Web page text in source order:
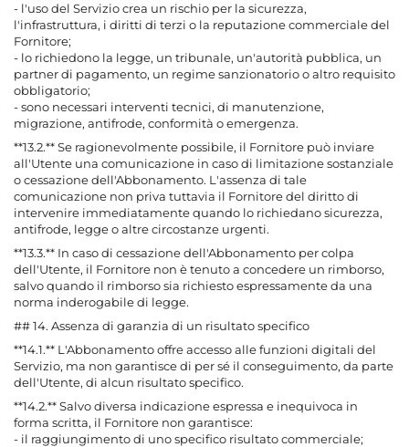
- l'uso del Servizio crea un rischio per la sicurezza,
l'infrastruttura, i diritti di terzi o la reputazione commerciale del
Fornitore;
- lo richiedono la legge, un tribunale, un'autorità pubblica, un
partner di pagamento, un regime sanzionatorio o altro requisito
obbligatorio;
- sono necessari interventi tecnici, di manutenzione,
migrazione, antifrode, conformità o emergenza.
**13.2.** Se ragionevolmente possibile, il Fornitore può inviare
all'Utente una comunicazione in caso di limitazione sostanziale
o cessazione dell'Abbonamento. L'assenza di tale
comunicazione non priva tuttavia il Fornitore del diritto di
intervenire immediatamente quando lo richiedano sicurezza,
antifrode, legge o altre circostanze urgenti.
**13.3.** In caso di cessazione dell'Abbonamento per colpa
dell'Utente, il Fornitore non è tenuto a concedere un rimborso,
salvo quando il rimborso sia richiesto espressamente da una
norma inderogabile di legge.
## 14. Assenza di garanzia di un risultato specifico
**14.1.** L'Abbonamento offre accesso alle funzioni digitali del
Servizio, ma non garantisce di per sé il conseguimento, da parte
dell'Utente, di alcun risultato specifico.
**14.2.** Salvo diversa indicazione espressa e inequivoca in
forma scritta, il Fornitore non garantisce:
- il raggiungimento di uno specifico risultato commerciale;